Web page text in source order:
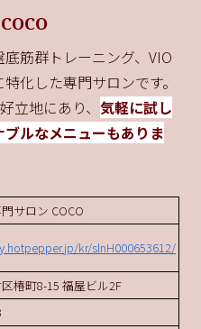
筋群トレーニング、VIO
化した専門サロンです。
立地にあり、 気軽に試し
ルなメニューもありま
サロン COCO
kr/slnH000653612/
椿町8-15 福屋ビル2F